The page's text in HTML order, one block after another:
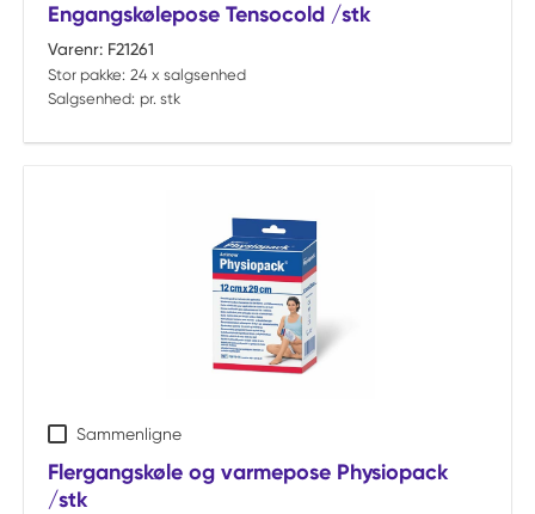
Engangskølepose Tensocold /stk
Varenr: F21261
Stor pakke: 24 x salgsenhed
Salgsenhed: pr. stk
Sammenligne
Flergangskøle og varmepose Physiopack
/stk